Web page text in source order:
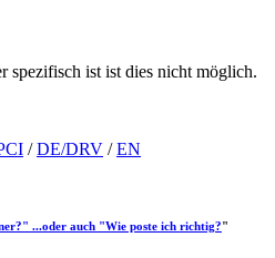
ist ist dies nicht möglich.
/DE/DRV /EN
...oder auch "Wie poste ich richtig?"